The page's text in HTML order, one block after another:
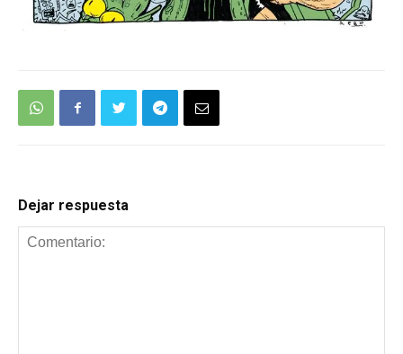
Dejar respuesta